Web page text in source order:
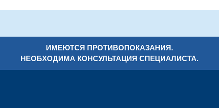
ИМЕЮТСЯ ПРОТИВОПОКАЗАНИЯ.
НЕОБХОДИМА КОНСУЛЬТАЦИЯ СПЕЦИАЛИСТА.